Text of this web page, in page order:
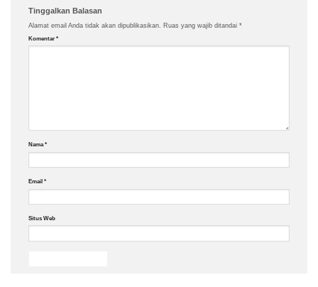
Tinggalkan Balasan
Alamat email Anda tidak akan dipublikasikan. Ruas yang wajib ditandai *
Komentar *
Nama*
Email *
Situs Web